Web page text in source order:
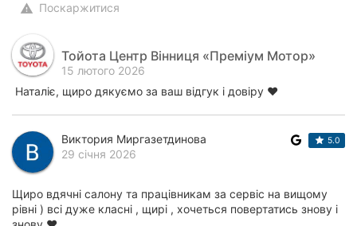
warning Поскаржитися
Тойота Центр Вінниця «Преміум Мотор»
15 лютого 2026
Наталіє, щиро дякуємо за ваш відгук і довіру ❤️
Виктория Миргазетдинова
29 січня 2026
5.0
Щиро вдячні салону та працівникам за сервіс на вищому
рівні ) всі дуже класні , щирі , хочеться повертатись знову і